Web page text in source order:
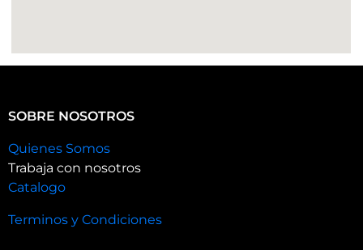
SOBRE NOSOTROS
Quienes Somos
Trabaja con nosotros
Catalogo
Terminos y Condiciones